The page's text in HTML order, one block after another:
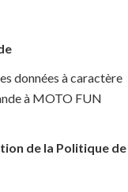
données à caractère
à MOTO FUN
de la Politique de